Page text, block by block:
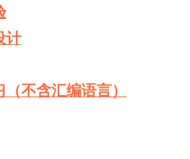
计
不含汇编语言）
发表评论